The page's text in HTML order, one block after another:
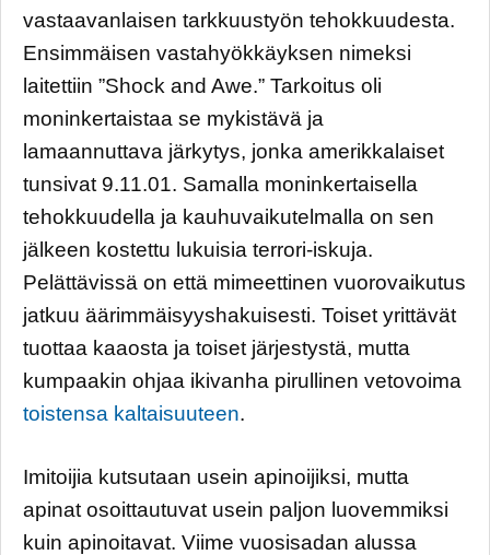
vastaavanlaisen tarkkuustyön tehokkuudesta.
Ensimmäisen vastahyökkäyksen nimeksi
laitettiin ”Shock and Awe.” Tarkoitus oli
moninkertaistaa se mykistävä ja
lamaannuttava järkytys, jonka amerikkalaiset
tunsivat 9.11.01. Samalla moninkertaisella
tehokkuudella ja kauhuvaikutelmalla on sen
jälkeen kostettu lukuisia terrori-iskuja.
Pelättävissä on että mimeettinen vuorovaikutus
jatkuu äärimmäisyyshakuisesti. Toiset yrittävät
tuottaa kaaosta ja toiset järjestystä, mutta
kumpaakin ohjaa ikivanha pirullinen vetovoima
toistensa kaltaisuuteen.
Imitoijia kutsutaan usein apinoijiksi, mutta
apinat osoittautuvat usein paljon luovemmiksi
kuin apinoitavat. Viime vuosisadan alussa